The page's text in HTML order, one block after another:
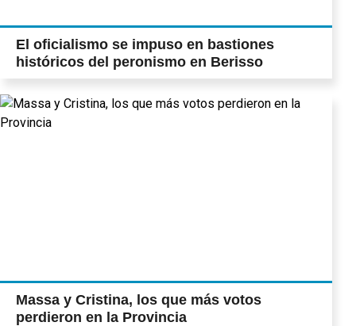
El oficialismo se impuso en bastiones
históricos del peronismo en Berisso
Massa y Cristina, los que más votos
perdieron en la Provincia